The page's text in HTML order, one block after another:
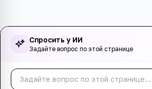
Спросить у ИИ
Задайте вопрос по этой странице